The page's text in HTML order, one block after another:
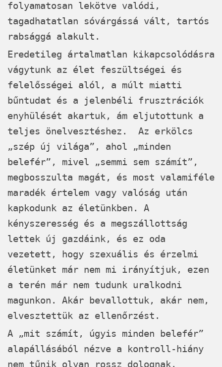
folyamatosan lekötve valódi,
tagadhatatlan sóvárgássá vált, tartós
rabsággá alakult.
Eredetileg ártalmatlan kikapcsolódásra
vágytunk az élet feszültségei és
felelősségei alól, a múlt miatti
bűntudat és a jelenbéli frusztrációk
enyhülését akartuk, ám eljutottunk a
teljes önelvesztéshez. Az erkölcs
„szép új világa”, ahol „minden
belefér”, mivel „semmi sem számít”,
megbosszulta magát, és most valamiféle
maradék értelem vagy valóság után
kapkodunk az életünkben. A
kényszeresség és a megszállottság
lettek új gazdáink, és ez oda
vezetett, hogy szexuális és érzelmi
életünket már nem mi irányítjuk, ezen
a terén már nem tudunk uralkodni
magunkon. Akár bevallottuk, akár nem,
elvesztettük az ellenőrzést.
A „mit számít, úgyis minden belefér”
alapállásából nézve a kontroll-hiány
nem tűnik olyan rossz dolognak.